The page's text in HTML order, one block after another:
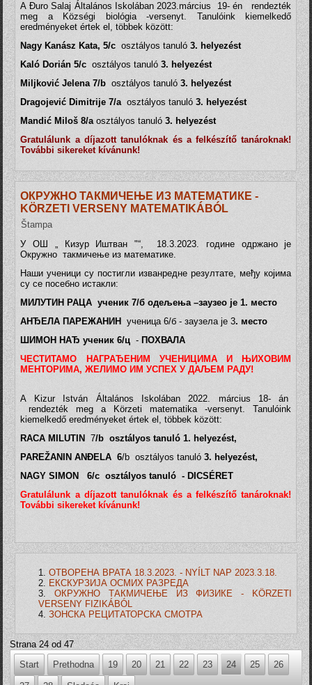
A Đuro Salaj Általános Iskolában 2023.március 19- én rendezték
meg a Községi biológia -versenyt. Tanulóink kiemelkedő
eredményeket értek el, többek között:
Nagy Kanász Kata, 5/c osztályos tanuló 3. helyezést
Kaló Dorián 5/cosztályos tanuló 3. helyezést
Miljković Jelena 7/b osztályos tanuló 3. helyezést
Dragojević Dimitrije 7/a osztályos tanuló 3. helyezést
Mandić Miloš 8/aosztályos tanuló 3. helyezést
Gratulálunk a díjazott tanulóknak és a felkészítő tanároknak!
További sikereket kívánunk!
ОКРУЖНО ТАКМИЧЕЊЕ ИЗ МАТЕМАТИКЕ -
KÖRZETI VERSENY MATEMATIKÁBÓL
Štampa
У ОШ „ Кизур Иштван "“, 18.3.2023. године одржано је
Окружно такмичење из математике.
Наши ученици су постигли изванредне резултате, међу којима
су се посебно истакли:
МИЛУТИН РАЦА ученик 7/б одељења –заузео је 1. место
АНЂЕЛА ПАРЕЖАНИН
ученица 6/б - заузела је 3. место
ШИМОН НАЂ ученик 6/ц - ПОХВАЛА
ЧЕСТИТАМО НАГРАЂЕНИМ УЧЕНИЦИМА И ЊИХОВИМ
МЕНТОРИМА, ЖЕЛИМО ИМ УСПЕХ У ДАЉЕМ РАДУ!
A Kizur István Általános Iskolában 2022. március 18- án
rendezték meg a Körzeti matematika -versenyt. Tanulóink
kiemelkedő eredményeket értek el, többek között:
RACA MILUTIN
7/b osztályos tanuló 1. helyezést,
PAREŽANIN ANĐELA 6/b osztályos tanuló3. helyezést,
NAGY SIMON 6/c osztályos tanuló - DICSÉRET
Gratulálunk a díjazott tanulóknak és a felkészítő tanároknak!
További sikereket kívánunk!
ОТВОРЕНА ВРАТА 18.3.2023. - NYÍLT NAP 2023.3.18.
ЕКСКУРЗИЈА ОСМИХ РАЗРЕДА
ОКРУЖНО ТАКМИЧЕЊЕ ИЗ ФИЗИКЕ - KÖRZETI
VERSENY FIZIKÁBÓL
ЗОНСКА РЕЦИТАТОРСКА СМОТРА
Strana 24 od 47
Start
Prethodna 19 20 21 22 23 24 25 26